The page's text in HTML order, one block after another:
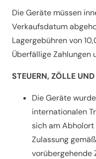
Die Geräte müssen
Verkaufsdatum
Lagergebühren von
Überfällige Zahlungen
STEUERN, ZÖLLE
Die Geräte
internationalen
sich am
Zulassung
vorübergehende